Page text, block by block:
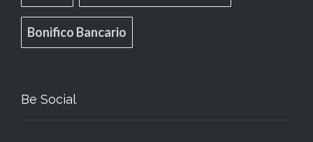
Bonifico Bancario
Be Social